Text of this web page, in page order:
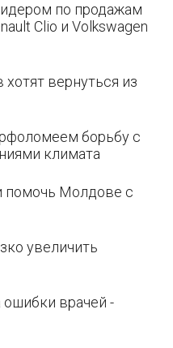
по продажам
Clio и Volkswagen
вернуться из
борьбу с
климата
помочь Молдове с
увеличить
врачей -